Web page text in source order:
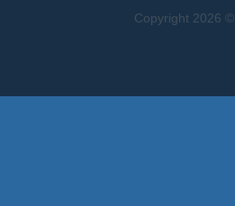
Copyright 2026 ©